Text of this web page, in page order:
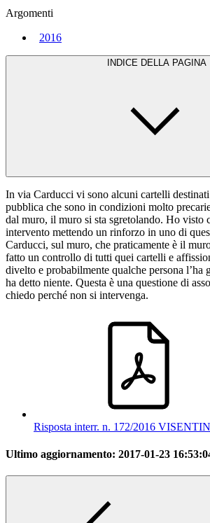
Argomenti
2016
INDICE DELLA PAGINA
In via Carducci vi sono alcuni cartelli
pubblica che sono in condizioni molto
dal muro, il muro si sta sgretolando. Ho visto
intervento mettendo un rinforzo in uno di
Carducci, sul muro, che praticamente è il
fatto un controllo di tutti quei cartelli e
divelto e probabilmente qualche persona l’ha
ha detto niente. Questa è una questione di
chiedo perché non si intervenga.
Risposta interr. n. 172/2016 VISENTIN
Ultimo aggiornamento: 2017-01-23